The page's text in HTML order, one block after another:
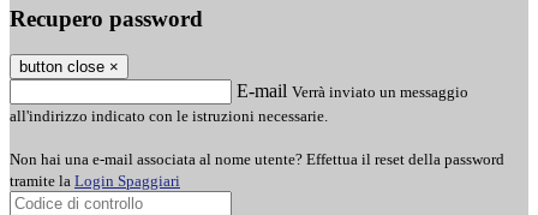
Recupero password
button close ×
E-mail Verrà inviato un messaggio
all'indirizzo indicato con le istruzioni necessarie.
Non hai una e-mail associata al nome utente? Effettua il reset della password
tramite la Login Spaggiari